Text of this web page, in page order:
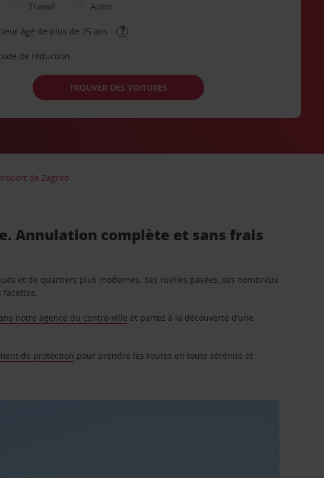
Travail Autre
âgé de plus de 25 ans
de réduction
TROUVER DES VOITURES
de Zagreb
Annulation complète et sans frais
et de quartiers plus modernes. Ses ruelles pavées, ses nombreux
notre agence du centre-ville et partez à la découverte d’une
de protection pour prendre les routes en toute sérénité et